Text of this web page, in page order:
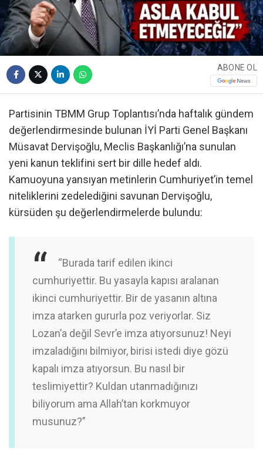
ABONE OL
Partisinin TBMM Grup Toplantısı’nda haftalık gündem
değerlendirmesinde bulunan İYİ Parti Genel Başkanı
Müsavat Dervişoğlu, Meclis Başkanlığı’na sunulan
yeni kanun teklifini sert bir dille hedef aldı.
Kamuoyuna yansıyan metinlerin Cumhuriyet’in temel
niteliklerini zedelediğini savunan Dervişoğlu,
kürsüden şu değerlendirmelerde bulundu:
“Burada tarif edilen ikinci
cumhuriyettir. Bu yasayla kapısı aralanan
ikinci cumhuriyettir. Bir de yasanın altına
imza atarken gururla poz veriyorlar. Siz
Lozan’a değil Sevr’e imza atıyorsunuz! Neyi
imzaladığını bilmiyor, birisi istedi diye gözü
kapalı imza atıyorsun. Bu nasıl bir
teslimiyettir? Kuldan utanmadığınızı
biliyorum ama Allah’tan korkmuyor
musunuz?”